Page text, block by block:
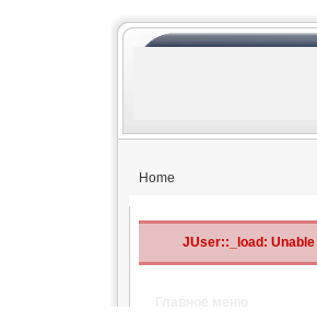
Home
JUser::_load: